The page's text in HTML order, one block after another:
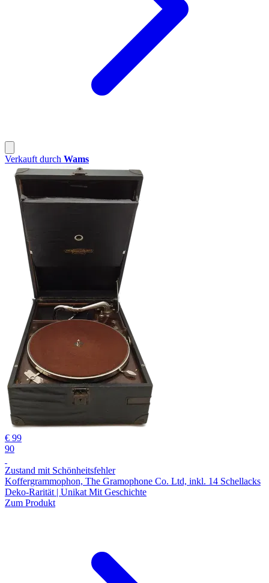
Verkauft durch Wams
€ 99
90
Zustand mit Schönheitsfehler
Koffergrammophon, The Gramophone Co. Ltd, inkl. 14 Schellacks
Deko-Rarität | Unikat Mit Geschichte
Zum Produkt